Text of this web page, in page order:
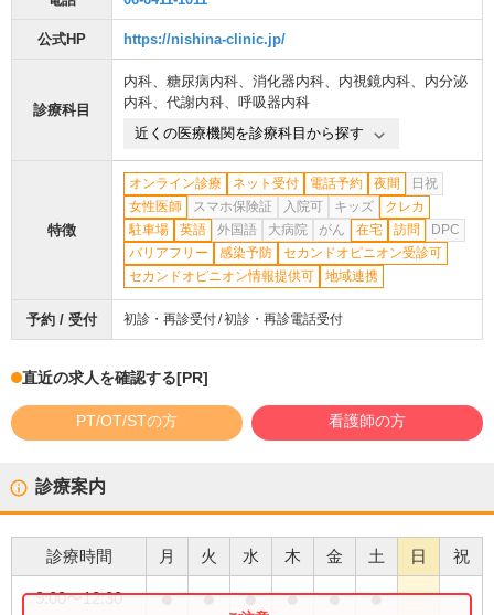
公式HP https://nishina-clinic.jp/
診療科目
内科、 糖尿病内科、 消化器内科、 内視鏡内科、 内分泌
内科、 代謝内科、 呼吸器内科
近くの医療機関を診療科目から探す
特徴
オンライン診療 ネット受付 電話予約 夜間
日祝
女性医師
スマホ保険証 入院可 キッズ
クレカ
駐車場
英語 外国語 大病院 がん 在宅 訪問
DPC
バリアフリー
感染予防
セカンドオピニオン受診可
セカンドオピニオン情報提供可
地域連携
予約 / 受付 初診・再診受付 初診・再診電話受付
直近の求人を確認する[PR]
PT/OT/STの方 看護師の方
診療案内
診療時間 月 火 水 木 金 土 日 祝
9:00〜12:30 ● ● ● ● ● ●